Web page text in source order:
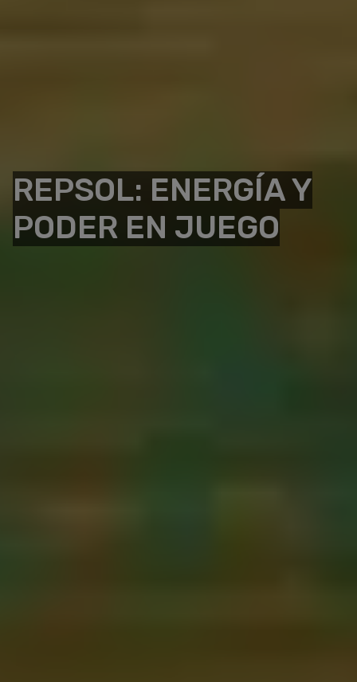
REPSOL: ENERGÍA Y
PODER EN JUEGO